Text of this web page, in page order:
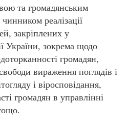
та громадянським
реалізації
закріплених у
України, зокрема щодо
громадян,
вираження поглядів і
і віросповідання,
громадян в управлінні